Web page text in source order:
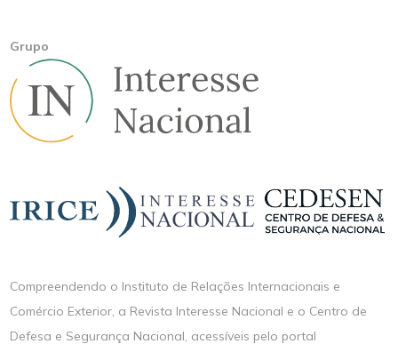
Grupo
Compreendendo o Instituto de Relações Internacionais e
Comércio Exterior, a Revista Interesse Nacional e o Centro de
Defesa e Segurança Nacional, acessíveis pelo portal